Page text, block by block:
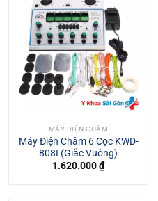
MÁY ĐIỆN CHÂM
Máy Điện Châm 6 Cọc KWD-
808I (Giắc Vuông)
1.620.000₫